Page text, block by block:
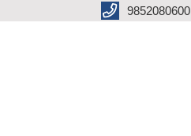
9852080600